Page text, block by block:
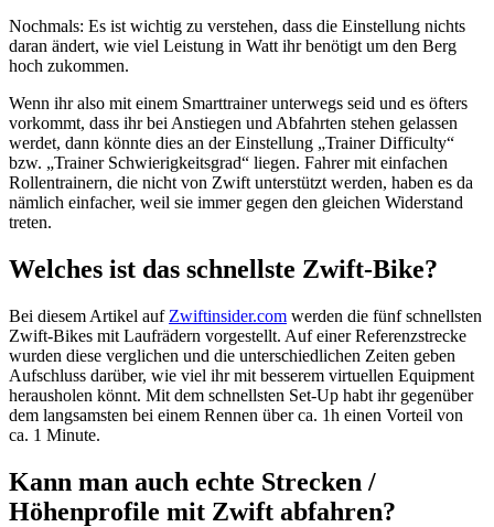
Nochmals: Es ist wichtig zu verstehen, dass die Einstellung nichts
daran ändert, wie viel Leistung in Watt ihr benötigt um den Berg
hoch zukommen.
Wenn ihr also mit einem Smarttrainer unterwegs seid und es öfters
vorkommt, dass ihr bei Anstiegen und Abfahrten stehen gelassen
werdet, dann könnte dies an der Einstellung „Trainer Difficulty“
bzw. „Trainer Schwierigkeitsgrad“ liegen. Fahrer mit einfachen
Rollentrainern, die nicht von Zwift unterstützt werden, haben es da
nämlich einfacher, weil sie immer gegen den gleichen Widerstand
treten.
Welches ist das schnellste Zwift-Bike?
Bei diesem Artikel auf Zwiftinsider.com werden die fünf schnellsten
Zwift-Bikes mit Laufrädern vorgestellt. Auf einer Referenzstrecke
wurden diese verglichen und die unterschiedlichen Zeiten geben
Aufschluss darüber, wie viel ihr mit besserem virtuellen Equipment
herausholen könnt. Mit dem schnellsten Set-Up habt ihr gegenüber
dem langsamsten bei einem Rennen über ca. 1h einen Vorteil von
ca. 1 Minute.
Kann man auch echte Strecken /
Höhenprofile mit Zwift abfahren?